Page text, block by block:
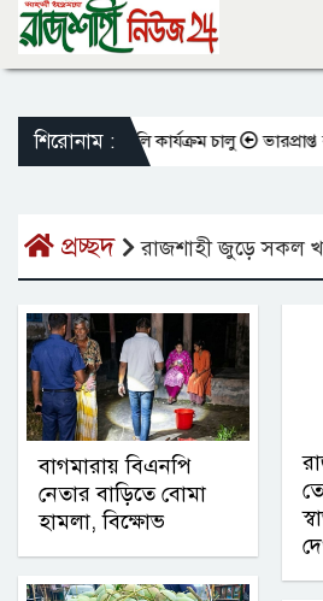
শিরোনাম :
বদলি কার্যক্রম চালু ভারপ্রাপ্ত
প্রচ্ছদ রাজশাহী জুড়ে সকল
বাগমারায় বিএনপি
নেতার বাড়িতে বোমা
হামলা, বিক্ষোভ